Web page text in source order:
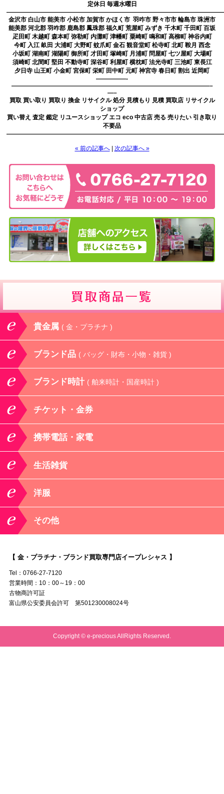
定休日 毎週水曜日
金沢市 白山市 能美市 小松市 加賀市 かほく市 羽咋市 野々市市 輪島市 珠洲市
能美郡 河北郡 羽咋郡 鹿島郡 鳳珠郡 福久町 荒屋町 みずき 千木町 千田町 百坂
疋田町 木越町 森本町 弥勒町 内灘町 津幡町 粟崎町 鳴和町 高柳町 神谷内町
今町 入江 畝田 大浦町 大野町 蚊爪町 金石 観音堂町 松寺町 北町 鞍月 西念
小坂町 湖南町 湖陽町 御所町 才田町 塚崎町 月浦町 問屋町 七ツ屋町 大場町
須崎町 北間町 堅田 不動寺町 深谷町 利屋町 横枕町 法光寺町 三池町 東長江
夕日寺 山王町 小金町 宮保町 栄町 田中町 元町 神宮寺 春日町 割出 近岡町
—————-
—————————————————————————————————–
—–
買取 買い取り 買取り 換金 リサイクル 処分 見積もり 見積 買取店 リサイクル
ショップ
買い替え 査定 鑑定 リユースショップ エコ eco 中古店 売る 売りたい 引き取り
不要品
« 前の記事へ| 次の記事へ »
貴金属 ( 金・プラチナ )
ブランド品 ( バッグ・財布・小物・雑貨 )
ブランド時計 ( 舶来時計・国産時計 )
チケット・金券
携帯電話・家電
生活雑貨
洋服
その他
【 金・プラチナ・ブランド買取専門店イープレシャス 】
Tel：0766-27-7120
営業時間：10：00～19：00
古物商許可証
富山県公安委員会許可 第501230008024号
Copyright © e-precious AllRights Reserved.